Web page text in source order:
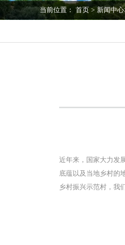
当前位置： 首页 > 新闻中心
近年来，国家大力发
底蕴以及当地乡村的
乡村振兴示范村，我